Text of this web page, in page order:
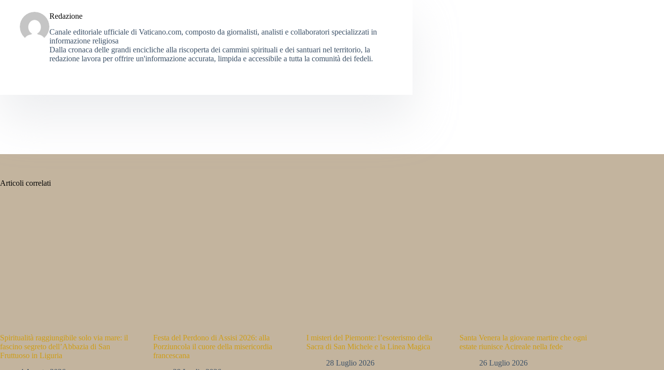
Redazione
Canale editoriale ufficiale di Vaticano.com, composto da giornalisti, analisti e collaboratori specializzati in
informazione religiosa
Dalla cronaca delle grandi encicliche alla riscoperta dei cammini spirituali e dei santuari nel territorio, la
redazione lavora per offrire un'informazione accurata, limpida e accessibile a tutta la comunità dei fedeli.
Articoli correlati
Spiritualità raggiungibile solo via mare: il
fascino segreto dell’Abbazia di San
Fruttuoso in Liguria
Festa del Perdono di Assisi 2026: alla
Porziuncola il cuore della misericordia
francescana
I misteri del Piemonte: l’esoterismo della
Sacra di San Michele e la Linea Magica
28 Luglio 2026
Santa Venera la giovane martire che ogni
estate riunisce Acireale nella fede
26 Luglio 2026